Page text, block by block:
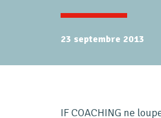
23 septembre 2013
IF COACHING ne